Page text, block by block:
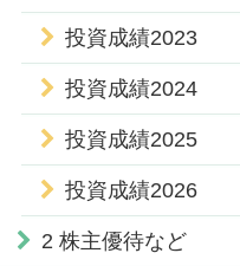
投資成績2023
投資成績2024
投資成績2025
投資成績2026
2 株主優待など